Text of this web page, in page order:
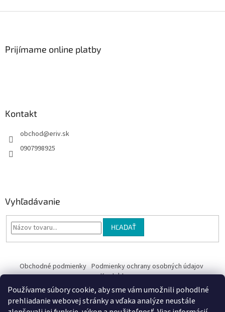
Používame súbory cookie, aby sme vám umožnili pohodlné
prehliadanie webovej stránky a vďaka analýze neustále
Prijímame online platby
Kontakt
obchod@eriv.sk
0907998925
Vyhľadávanie
HĽADAŤ
Obchodné podmienky Podmienky ochrany osobných údajov
Kontakty
Obchodné podmienky